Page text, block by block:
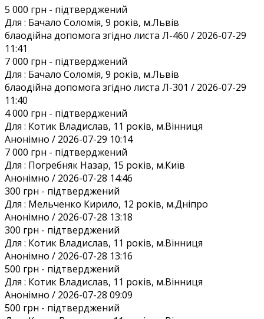
5 000 грн - підтверджений
Для : Бачало Соломія, 9 років, м.Львів
блаодійна допомога згідно листа Л-460 / 2026-07-29
11:41
7 000 грн - підтверджений
Для : Бачало Соломія, 9 років, м.Львів
блаодійна допомога згідно листа Л-301 / 2026-07-29
11:40
4 000 грн - підтверджений
Для : Котик Владислав, 11 років, м.Вінниця
Анонiмно / 2026-07-29 10:14
7 000 грн - підтверджений
Для : Погребняк Назар, 15 років, м.Київ
Анонiмно / 2026-07-28 14:46
300 грн - підтверджений
Для : Мельченко Кирило, 12 років, м.Дніпро
Анонiмно / 2026-07-28 13:18
300 грн - підтверджений
Для : Котик Владислав, 11 років, м.Вінниця
Анонiмно / 2026-07-28 13:16
500 грн - підтверджений
Для : Котик Владислав, 11 років, м.Вінниця
Анонiмно / 2026-07-28 09:09
500 грн - підтверджений